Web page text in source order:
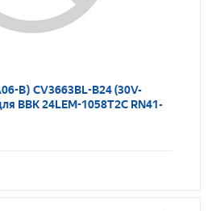
B) CV3663BL-B24 (30V-
BBK 24LEM-1058T2C RN41-